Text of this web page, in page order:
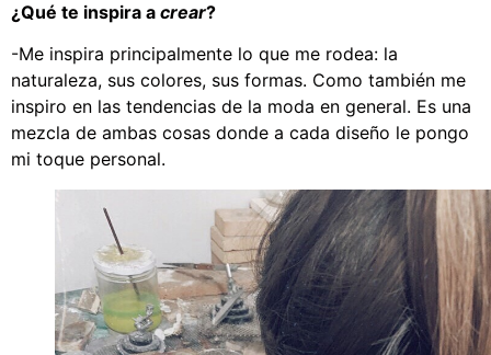
¿Qué te inspira a crear?
-Me inspira principalmente lo que me rodea: la
naturaleza, sus colores, sus formas. Como también me
inspiro en las tendencias de la moda en general. Es una
mezcla de ambas cosas donde a cada diseño le pongo
mi toque personal.